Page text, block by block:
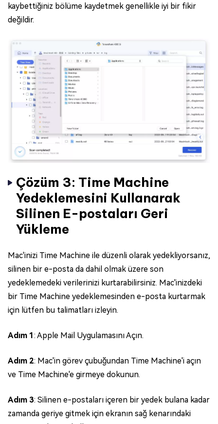
kaybettiğiniz bölüme kaydetmek genellikle iyi bir fikir
değildir.
Çözüm 3: Time Machine
Yedeklemesini Kullanarak
Silinen E-postaları Geri
Yükleme
Mac'inizi Time Machine ile düzenli olarak yedekliyorsanız,
silinen bir e-posta da dahil olmak üzere son
yedeklemedeki verilerinizi kurtarabilirsiniz. Mac'inizdeki
bir Time Machine yedeklemesinden e-posta kurtarmak
için lütfen bu talimatları izleyin.
Adım 1: Apple Mail Uygulamasını Açın.
Adım 2: Mac'in görev çubuğundan Time Machine'i açın
ve Time Machine'e girmeye dokunun.
Adım 3: Silinen e-postaları içeren bir yedek bulana kadar
zamanda geriye gitmek için ekranın sağ kenarındaki